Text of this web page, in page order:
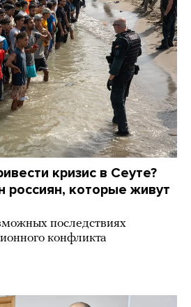
кризис в Сеуте?
россиян, которые живут
последствиях
конфликта